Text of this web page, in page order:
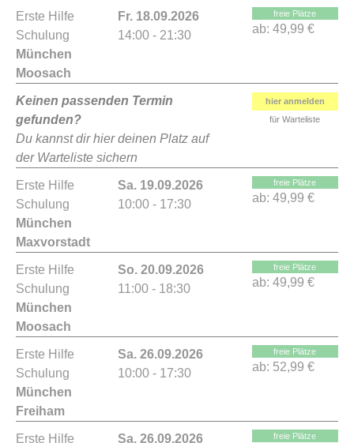
Erste Hilfe
Schulung
München
Moosach
Fr. 18.09.2026
14:00 - 21:30
freie Plätze
ab: 49,99 €
Keinen passenden Termin
gefunden?
Du kannst dir hier deinen Platz auf
der Warteliste sichern
hier anmelden
für Warteliste
Erste Hilfe
Schulung
München
Maxvorstadt
Sa. 19.09.2026
10:00 - 17:30
freie Plätze
ab: 49,99 €
Erste Hilfe
Schulung
München
Moosach
So. 20.09.2026
11:00 - 18:30
freie Plätze
ab: 49,99 €
Erste Hilfe
Schulung
München
Freiham
Sa. 26.09.2026
10:00 - 17:30
freie Plätze
ab: 52,99 €
Erste Hilfe
Sa. 26.09.2026
freie Plätze